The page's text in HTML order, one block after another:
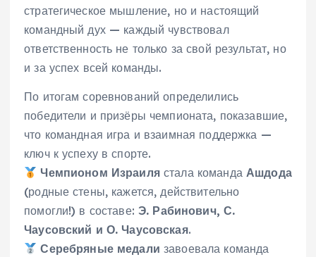
стратегическое мышление, но и настоящий
командный дух — каждый чувствовал
ответственность не только за свой результат, но
и за успех всей команды.
По итогам соревнований определились
победители и призёры чемпионата, показавшие,
что командная игра и взаимная поддержка —
ключ к успеху в спорте.
Чемпионом Израилястала команда Ашдода
(родные стены, кажется, действительно
помогли!) в составе:Э. Рабинович, С.
Чаусовский и О. Чаусовская.
Серебряные медали завоевала команда